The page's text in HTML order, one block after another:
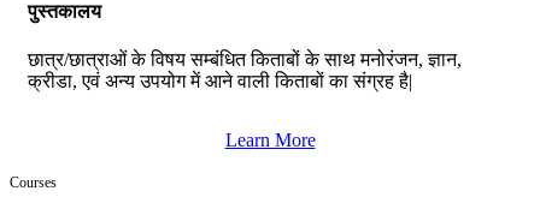
पुस्तकालय
छात्र/छात्राओं के विषय सम्बंधित किताबों के साथ मनोरंजन, ज्ञान,
क्रीडा, एवं अन्य उपयोग में आने वाली किताबों का संग्रह है|
Learn More
Courses